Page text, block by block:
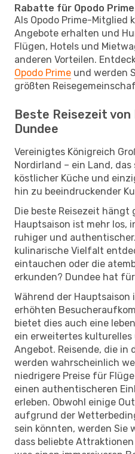
Rabatte für Opodo
Als Opodo Prime-Mitglied
Angebote erhalten und
Flügen, Hotels und
anderen Vorteilen.
Opodo Prime und werden
größten
Beste Reisezeit von
Dundee
Vereinigtes Königreich
Nordirland – ein Land,
köstlicher Küche und
hin zu beeindruckender
Die beste Reisezeit hängt
Hauptsaison ist mehr los,
ruhiger und
kulinarische Vielfalt
eintauchen oder die
erkunden? Dundee hat
Während der
erhöhten
bietet dies auch eine
ein erweitertes
Angebot. Reisende, die in
werden wahrscheinlich
niedrigere Preise für
einen authentischeren
erleben. Obwohl einige
aufgrund der
sein könnten, werden Sie
dass beliebte